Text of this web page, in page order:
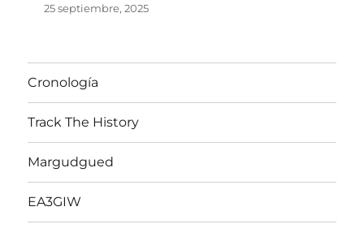
25 septiembre, 2025
Cronología
Track The History
Margudgued
EA3GIW